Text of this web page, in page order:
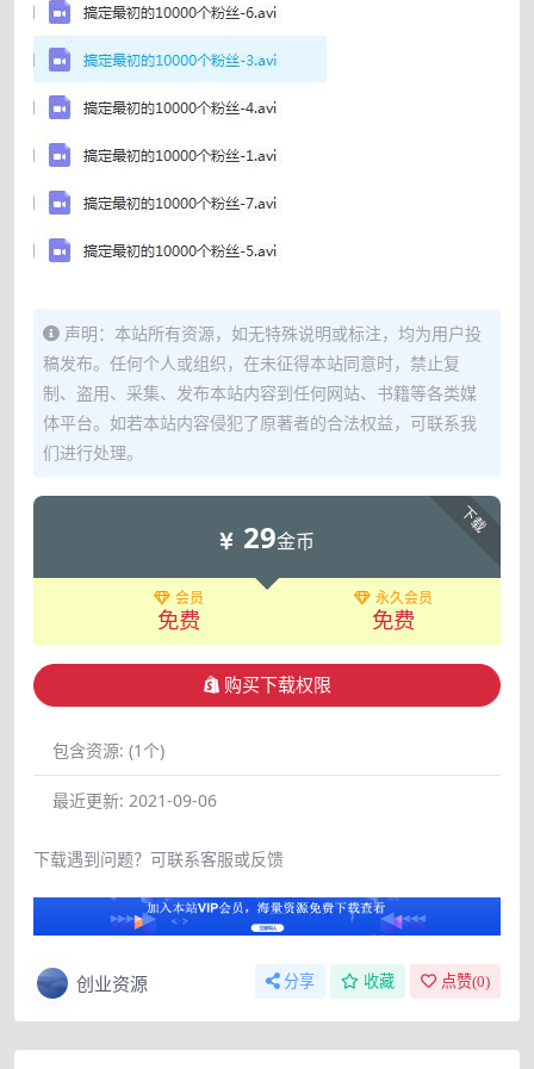
声明：本站所有资源，如无特殊说明或标注，均为用户投
稿发布。任何个人或组织，在未征得本站同意时，禁止复
制、盗用、采集、发布本站内容到任何网站、书籍等各类媒
体平台。如若本站内容侵犯了原著者的合法权益，可联系我
们进行处理。
下载
29金币
会员
免费
永久会员
免费
购买下载权限
包含资源: (1个)
最近更新: 2021-09-06
下载遇到问题？可联系客服或反馈
创业资源 分享 收藏 点赞(0)